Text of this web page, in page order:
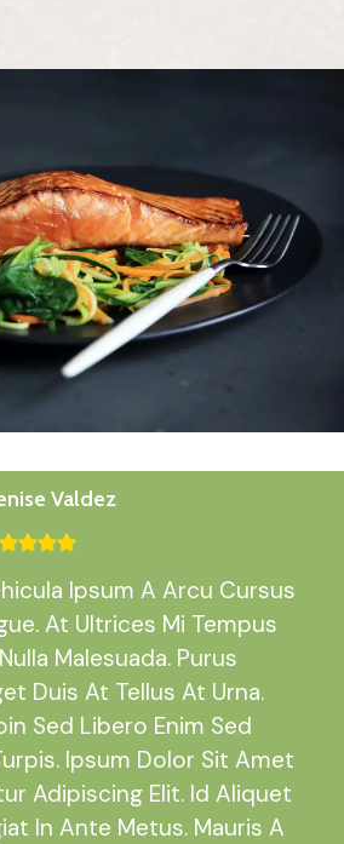
Valdez
Ipsum A Arcu Cursus
At Ultrices Mi Tempus
Malesuada. Purus
Duis At Tellus At Urna.
Sed Libero Enim Sed
Ipsum Dolor Sit Amet
Adipiscing Elit. Id Aliquet
In Ante Metus. Mauris A